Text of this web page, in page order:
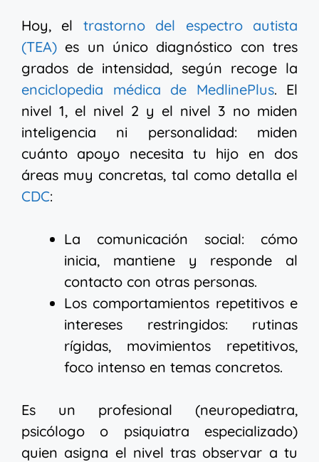
Hoy, el trastorno del espectro autista
(TEA) es un único diagnóstico con tres
grados de intensidad, según recoge la
enciclopedia médica de MedlinePlus. El
nivel 1, el nivel 2 y el nivel 3 no miden
inteligencia ni personalidad: miden
cuánto apoyo necesita tu hijo en dos
áreas muy concretas, tal como detalla el
CDC:
La comunicación social: cómo
inicia, mantiene y responde al
contacto con otras personas.
Los comportamientos repetitivos e
intereses restringidos: rutinas
rígidas, movimientos repetitivos,
foco intenso en temas concretos.
Es un profesional (neuropediatra,
psicólogo o psiquiatra especializado)
quien asigna el nivel tras observar a tu